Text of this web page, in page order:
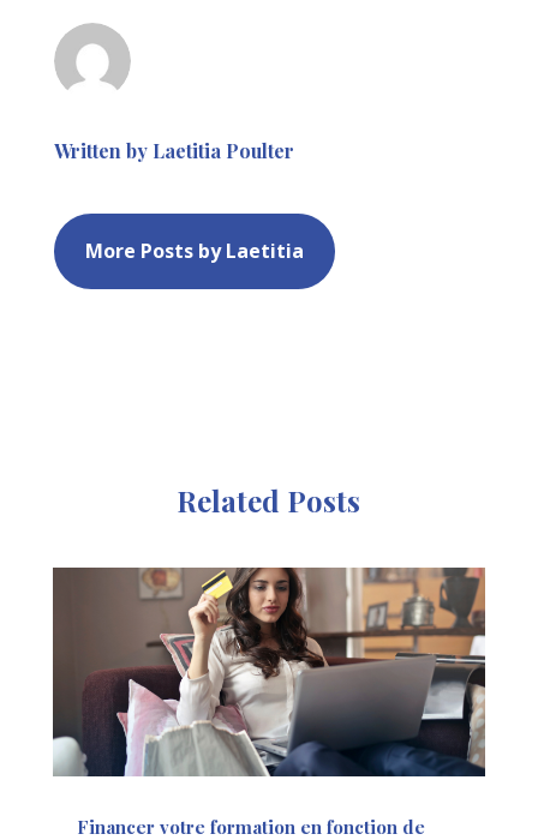
Written by Laetitia Poulter
More Posts by Laetitia
Related Posts
Financer votre formation en fonction de